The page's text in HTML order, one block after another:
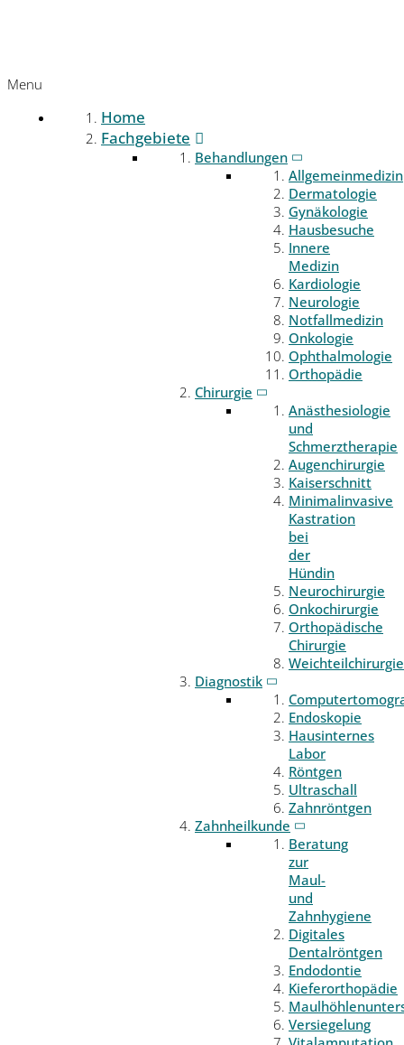
Menu
Home
Fachgebiete
Behandlungen
Allgemeinmedizin
Dermatologie
Gynäkologie
Hausbesuche
Innere
Medizin
Kardiologie
Neurologie
Notfallmedizin
Onkologie
Ophthalmologie
Orthopädie
Chirurgie
Anästhesiologie
und
Schmerztherapie
Augenchirurgie
Kaiserschnitt
Minimalinvasive
Kastration
bei
der
Hündin
Neurochirurgie
Onkochirurgie
Orthopädische
Chirurgie
Weichteilchirurgie
Diagnostik
Endoskopie
Hausinternes
Labor
Röntgen
Ultraschall
Zahnröntgen
Zahnheilkunde
Beratung
zur
Maul-
und
Zahnhygiene
Digitales
Dentalröntgen
Endodontie
Kieferorthopädie
Versiegelung